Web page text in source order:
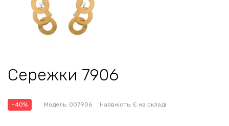
Сережки 7906
-40% Модель: 007906 Наявність: Є на складі